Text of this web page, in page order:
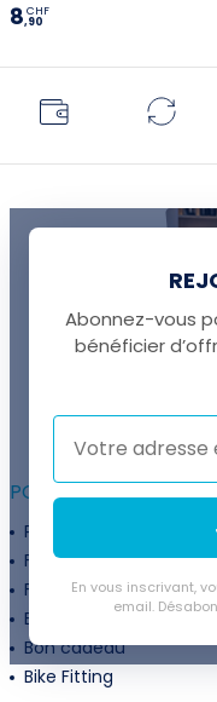
8,90
CHF
POUR ALLER PLUS
Programme fidélité
Financement
Flexibilité de paiement
Extension de garantie
Bon cadeau
Bike Fitting
Abonnez-vous
bénéficier
En vous inscrivant,
email.